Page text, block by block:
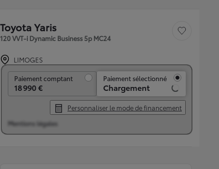
Toyota Yaris
120 VVT-i Dynamic Business 5p MC24
Sauvegarder le
LIMOGES
Paiement comptant
18 990 €
Paiement sélectionné
Chargement
Personnaliser le mode de financement
Mentions légales